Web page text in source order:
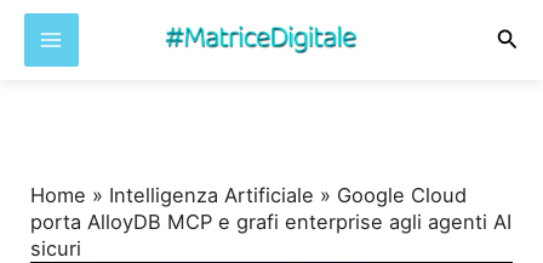
Home » Intelligenza Artificiale » Google Cloud
porta AlloyDB MCP e grafi enterprise agli agenti AI
sicuri